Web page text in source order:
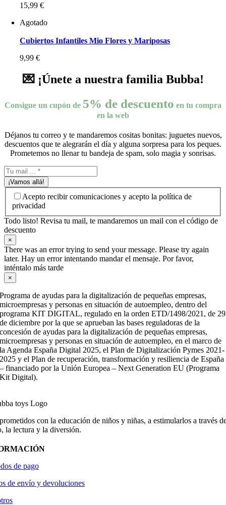
15,99€
Agotado
Cubiertos Infantiles Mio Flores y Mariposas
9,99€
💌 ¡Únete a nuestra familia Bubba!
Consigue un cupón de 5% de descuento en tu compra
en la web
Déjanos tu correo y te mandaremos cositas bonitas: juguetes nuevos,
descuentos que te alegrarán el día y alguna sorpresa para los peques.
Prometemos no llenar tu bandeja de spam, solo magia y sonrisas.
¡Vamos allá!
Acepto recibir comunicaciones y acepto la política de
privacidad
Todo listo! Revisa tu mail, te mandaremos un mail con el código de
descuento
×
There was an error trying to send your message. Please try again
later. Hay un error intentando mandar el mensaje. Por favor,
inténtalo más tarde
×
Programa de ayudas para la digitalización de pequeñas empresas,
microempresas y personas en situación de autoempleo, dentro del
programa KIT DIGITAL, regulado en la orden ETD/1498/2021, de 29
de diciembre por la que se aprueban las bases reguladoras de la
concesión de ayudas para la digitalización de pequeñas empresas,
microempresas y personas en situación de autoempleo, en el marco de
la Agenda España Digital 2025, el Plan de Digitalización Pymes 2021-
2025 y el Plan de recuperación, transformación y resiliencia de España
– financiado por la Unión Europea – Next Generation EU (Programa
Kit Digital).
con la educación de niños y niñas, a estimularlos a través
la lectura y la diversión.
de pago
de envío y devoluciones